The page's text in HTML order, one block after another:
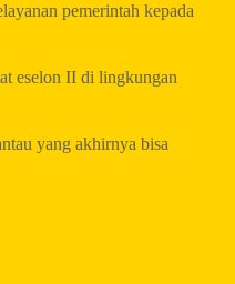
pemerintah kepada
eselon II di lingkungan
yang akhirnya bisa